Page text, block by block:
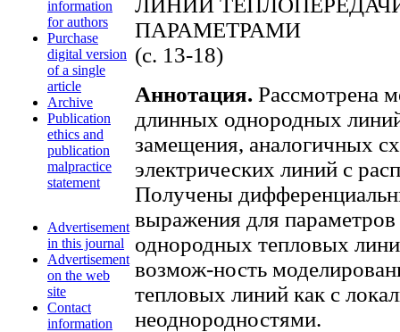
information
for authors
Purchase
digital version
of a single
article
Archive
Publication
ethics and
publication
malpractice
statement
Advertisement
in this journal
Advertisement
on the web
site
Contact
information
ЛИНИЙ
ПАРАМЕТРАМИ
(с. 13-18)
Аннотация. Рассмотрена
длинных однородных
замещения, аналогичных
электрических линий с
Получены
выражения для
однородных тепловых
возмож-ность
тепловых линий как с
неоднородностями.